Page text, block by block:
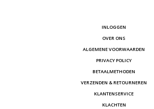
INLOGGEN
OVER ONS
ALGEMENE VOORWAARDEN
PRIVACY POLICY
BETAALMETHODEN
VERZENDEN & RETOURNEREN
KLANTENSERVICE
KLACHTEN